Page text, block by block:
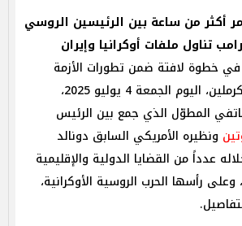
أكثر من ساعة بين الرئيسين الروسي
تناول ملفات أوكرانيا وإيران
في خطوة لافتة ضمن تطورات الأزمة
الأوكرانية، كشف الكرملين، اليوم الجمعة 4 يوليو 2025،
المطوّل الذي جمع بين الرئيس
ونظيره الأمريكي السابق دونالد
عدداً من القضايا الدولية والإقليمية
وعلى رأسها الحرب الروسية الأوكرانية،